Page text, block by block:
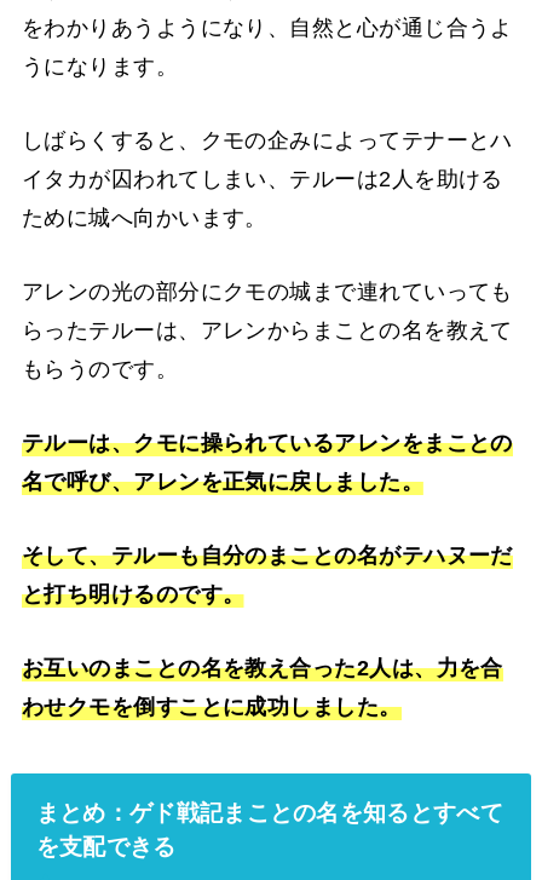
をわかりあうようになり、自然と心が通じ合うよ
うになります。
しばらくすると、クモの企みによってテナーとハ
イタカが囚われてしまい、テルーは2人を助ける
ために城へ向かいます。
アレンの光の部分にクモの城まで連れていっても
らったテルーは、アレンからまことの名を教えて
もらうのです。
テルーは、クモに操られているアレンをまことの
名で呼び、アレンを正気に戻しました。
そして、テルーも自分のまことの名がテハヌーだ
と打ち明けるのです。
お互いのまことの名を教え合った2人は、力を合
わせクモを倒すことに成功しました。
まとめ：ゲド戦記まことの名を知るとすべて
を支配できる